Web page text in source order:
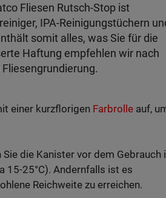
Fliesen Rutsch-Stop ist
IPA-Reinigungstüchern
somit alles, was Sie für die
Haftung empfehlen wir nach
einer kurzflorigen Farbrolle auf,
die Kanister vor dem Gebrauch
15-25°C). Andernfalls ist es
Reichweite zu erreichen.